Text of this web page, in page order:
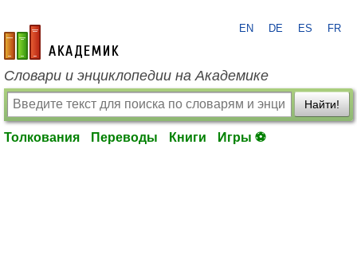
academic.ru
EN DE ES FR
Словари и энциклопедии на Академике
Найти!
Толкования Переводы Книги Игры ⚽